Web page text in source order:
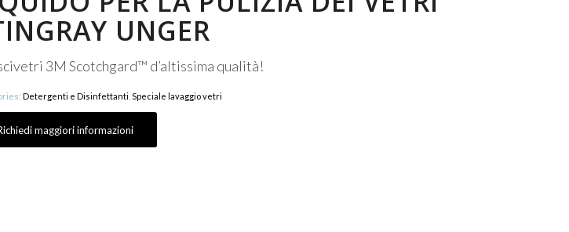
UNGER
3M Scotchgard™ d’altissima qualità!
Detergenti e Disinfettanti Speciale lavaggio vetri
maggiori informazioni